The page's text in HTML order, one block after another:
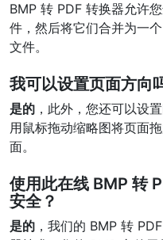
BMP 转 PDF 转换器允许
件，然后将它们合并为一
文件。
我可以设置页面方向
是的 ，此外，您还可以设
用鼠标拖动缩略图将页面
面。
使用此在线 BMP 转
安全？
是的 ，我们的 BMP 转